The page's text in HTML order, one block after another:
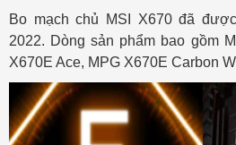
Bo mạch chủ MSI X670 đã
2022. Dòng sản phẩm bao gồm
X670E Ace, MPG X670E Carbon